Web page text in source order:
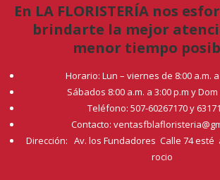
En LA FLORISTERÍA nos
brindarte la mejor
menor tiempo
Horario: Lun – viernes de 8:00 a.m. a
Sábados 8:00 a.m. a 3:00 p.m y
Teléfono: 507-60267170 y
Contacto:
Dirección: Av. los Fundadores Calle 74 esté
rocio